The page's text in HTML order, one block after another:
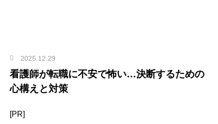
2025.12.29
看護師が転職に不安で怖い…決断するための
心構えと対策
[PR]